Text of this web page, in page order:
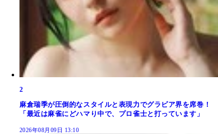
2
麻倉瑞季が圧倒的なスタイルと表現力でグラビア界を席巻！
「最近は麻雀にどハマり中で、プロ雀士と打っています」
2026年08月09日 13:10